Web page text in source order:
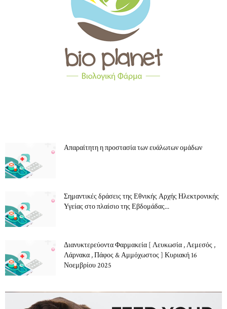
Απαραίτητη η προστασία των ευάλωτων ομάδων
Σημαντικές δράσεις της Εθνικής Αρχής Ηλεκτρονικής
Υγείας στο πλαίσιο της Εβδομάδας...
Διανυκτερεύοντα Φαρμακεία [ Λευκωσία , Λεμεσός ,
Λάρνακα , Πάφος & Αμμόχωστος ] Κυριακή 16
Νοεμβρίου 2025